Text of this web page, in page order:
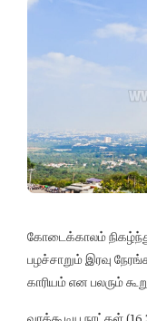
கோடைக்காலம்
பழச்சாறும் இரவு
காரியம் என பலரும்
வரக்கூடிய நாட்கள்